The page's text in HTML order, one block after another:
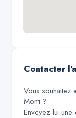
Contacter
Vous souhaitez
Monti ?
Envoyez-lui